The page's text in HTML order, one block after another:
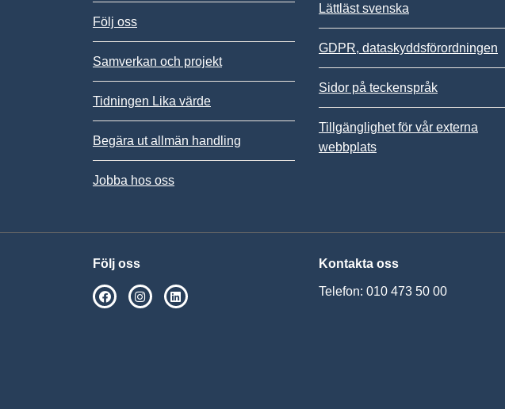
Följ oss
Samverkan och projekt
Tidningen Lika värde
Begära ut allmän handling
Jobba hos oss
Lättläst svenska
GDPR, dataskyddsförordningen
Sidor på teckenspråk
Tillgänglighet för vår externa
webbplats
Följ oss
SPSM på Facebook
SPSM på Instagram
Kontakta oss
Telefon: 010 473 50 00